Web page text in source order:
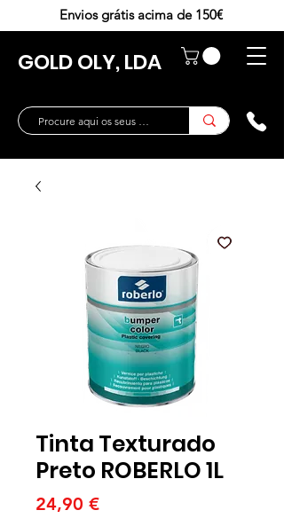
GOLD OLY, LDA
Envios grátis acima de 150€
Tinta Texturado
Preto ROBERLO 1L
24,90 €Preço